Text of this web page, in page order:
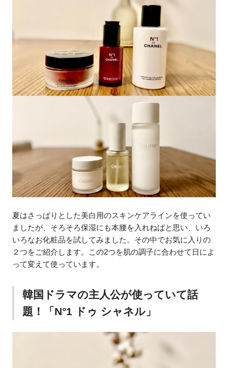
夏はさっぱりとした美白用のスキンケアラインを使ってい
ましたが、そろそろ保湿にも本腰を入れねばと思い、いろ
いろなお化粧品を試してみました。その中でお気に入りの
２つをご紹介します。この2つを肌の調子に合わせて日によ
って変えて使っています。
韓国ドラマの主人公が使っていて話
題！「N°1 ドゥ シャネル」